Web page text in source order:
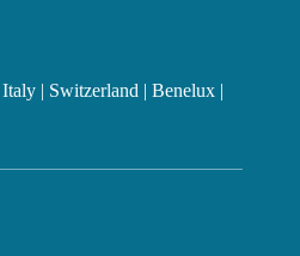
| Switzerland | Benelux |